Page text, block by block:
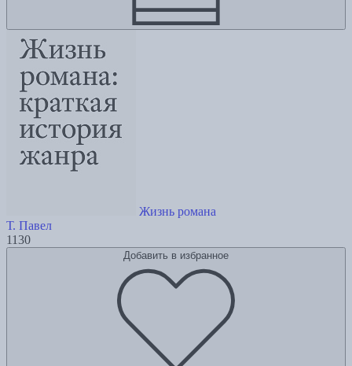
Жизнь романа
Т. Павел
1130
Добавить в избранное